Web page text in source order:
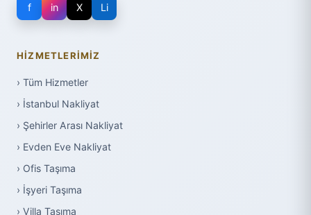
f in X Li
HIZMETLERIMIZ
› Tüm Hizmetler
› İstanbul Nakliyat
› Şehirler Arası Nakliyat
› Evden Eve Nakliyat
› Ofis Taşıma
› İşyeri Taşıma
› Villa Taşıma